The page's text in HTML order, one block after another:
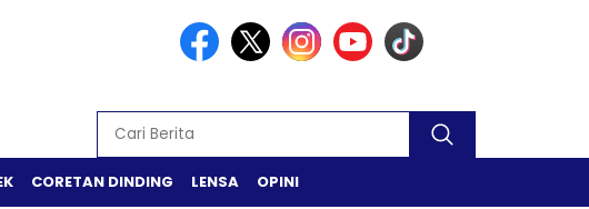
CORETAN DINDING LENSA OPINI